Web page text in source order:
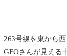
263号線を東から
GEOさんが見える